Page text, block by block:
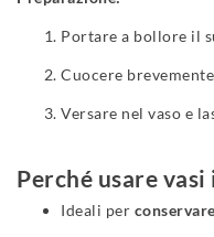
Portare a bollore il
Cuocere
Versare nel vaso e
Perché usare
Ideali per